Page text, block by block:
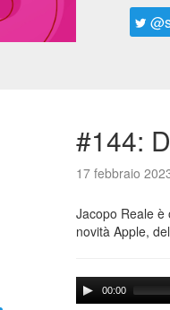
#144:
17 febbraio
Jacopo Reale è
novità Apple,
00:00